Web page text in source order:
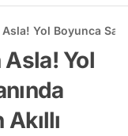
Yol Boyunca
Asla! Yol